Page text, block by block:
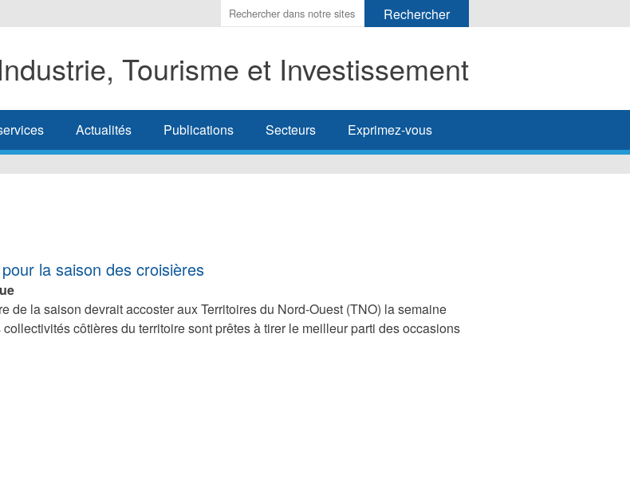
Indiquer
les
à
rechercher
Tourisme et Investissement
Actualités Publications Secteurs Exprimez-vous
la saison des croisières
de la saison devrait accoster aux Territoires du Nord-Ouest (TNO) la semaine
côtières du territoire sont prêtes à tirer le meilleur parti des occasions